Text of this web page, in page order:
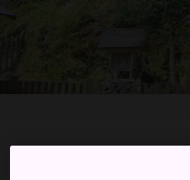
Iwayado, Wakasa-cho,